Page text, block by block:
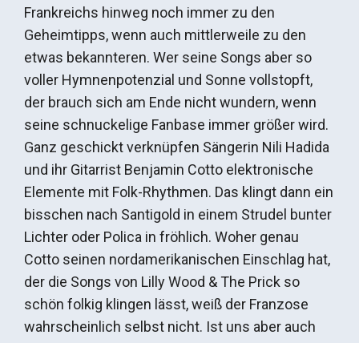
Frankreichs hinweg noch immer zu den
Geheimtipps, wenn auch mittlerweile zu den
etwas bekannteren. Wer seine Songs aber so
voller Hymnenpotenzial und Sonne vollstopft,
der brauch sich am Ende nicht wundern, wenn
seine schnuckelige Fanbase immer größer wird.
Ganz geschickt verknüpfen Sängerin Nili Hadida
und ihr Gitarrist Benjamin Cotto elektronische
Elemente mit Folk-Rhythmen. Das klingt dann ein
bisschen nach Santigold in einem Strudel bunter
Lichter oder Polica in fröhlich. Woher genau
Cotto seinen nordamerikanischen Einschlag hat,
der die Songs von Lilly Wood & The Prick so
schön folkig klingen lässt, weiß der Franzose
wahrscheinlich selbst nicht. Ist uns aber auch